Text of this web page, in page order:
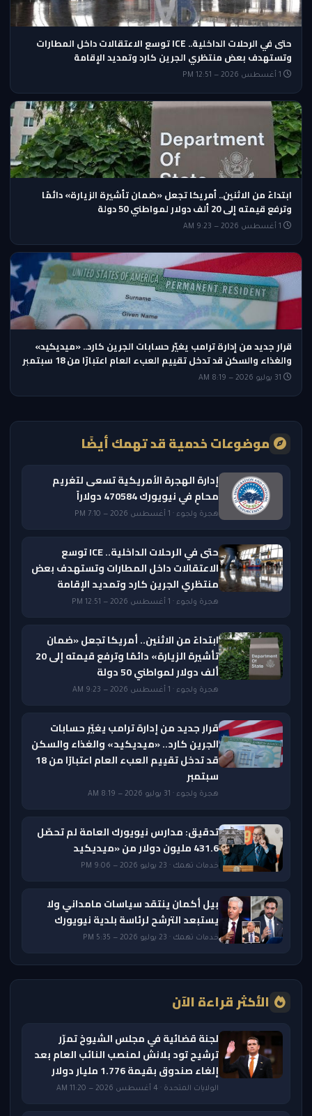
حتى في الرحلات الداخلية.. ICE توسع الاعتقالات داخل المطارات
وتستهدف بعض منتظري الجرين كارد وتمديد الإقامة
ابتداءً من الاثنين.. أمريكا تجعل «ضمان تأشيرة الزيارة» دائمًا
وترفع قيمته إلى 20 ألف دولار لمواطني 50 دولة
قرار جديد من إدارة ترامب يغيّر حسابات الجرين كارد.. «ميديكيد»
والغذاء والسكن قد تدخل تقييم العبء العام اعتبارًا من 18 سبتمبر
موضوعات خدمية قد تهمك أيضًا
إدارة الهجرة الأمريكية تسعى لتغريم
محامٍ في نيويورك 470584 دولاراً
هجرة ولجوء · 1 أغسطس 2026 — 7:10 PM
حتى في الرحلات الداخلية.. ICE توسع
الاعتقالات داخل المطارات وتستهدف بعض
منتظري الجرين كارد وتمديد الإقامة
هجرة ولجوء · 1 أغسطس 2026 — 12:51 PM
ابتداءً من الاثنين.. أمريكا تجعل «ضمان
تأشيرة الزيارة» دائمًا وترفع قيمته إلى 20
ألف دولار لمواطني 50 دولة
هجرة ولجوء · 1 أغسطس 2026 — 9:23 AM
قرار جديد من إدارة ترامب يغيّر حسابات
الجرين كارد.. «ميديكيد» والغذاء والسكن
قد تدخل تقييم العبء العام اعتبارًا من 18
سبتمبر
هجرة ولجوء · 31 يوليو 2026 — 8:19 AM
تدقيق: مدارس نيويورك العامة لم تحصّل
431.6 مليون دولار من «ميديكيد
خدمات تهمك · 23 يوليو 2026 — 9:06 PM
بيل أكمان ينتقد سياسات مامداني ولا
يستبعد الترشح لرئاسة بلدية نيويورك
خدمات تهمك · 23 يوليو 2026 — 5:35 PM
الأكثر قراءة الآن
لجنة قضائية في مجلس الشيوخ تمرّر
ترشيح تود بلانش لمنصب النائب العام بعد
إلغاء صندوق بقيمة 1.776 مليار دولار
الولايات المتحدة · 4 أغسطس 2026 — 11:20 AM